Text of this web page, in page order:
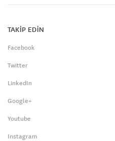
TAKİP EDİN
Facebook
Twitter
LinkedIn
Google+
Youtube
Instagram